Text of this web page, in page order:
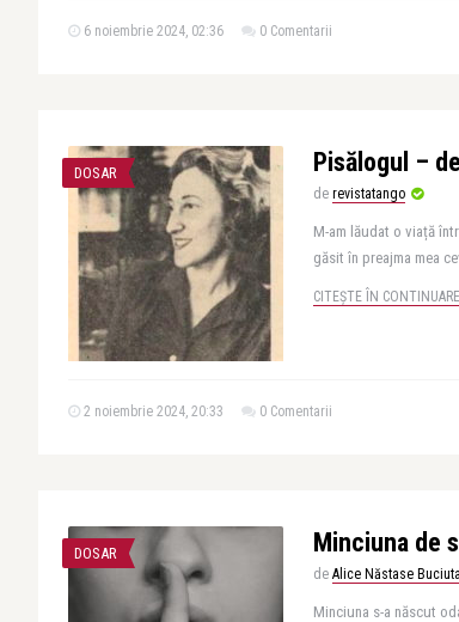
6 noiembrie 2024, 02:36 0 Comentarii
DOSAR Pisălogul –
de revistatango
M-am lăudat o viață
găsit în preajma mea
CITEȘTE ÎN CONTINUARE
2 noiembrie 2024, 20:33 0 Comentarii
DOSAR Minciuna de
de Alice Năstase Buciuta
Minciuna s-a născut